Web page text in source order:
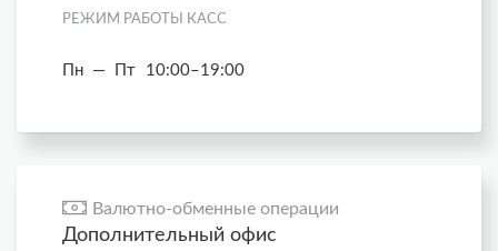
РЕЖИМ РАБОТЫ КАСС
Пн — Пт 10:00–19:00
Валютно-обменные операции
Дополнительный офис